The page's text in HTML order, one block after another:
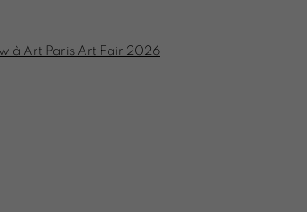
in a popup: